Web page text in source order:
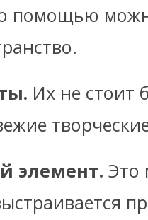
помощью
Их не стоит
элемент. Это